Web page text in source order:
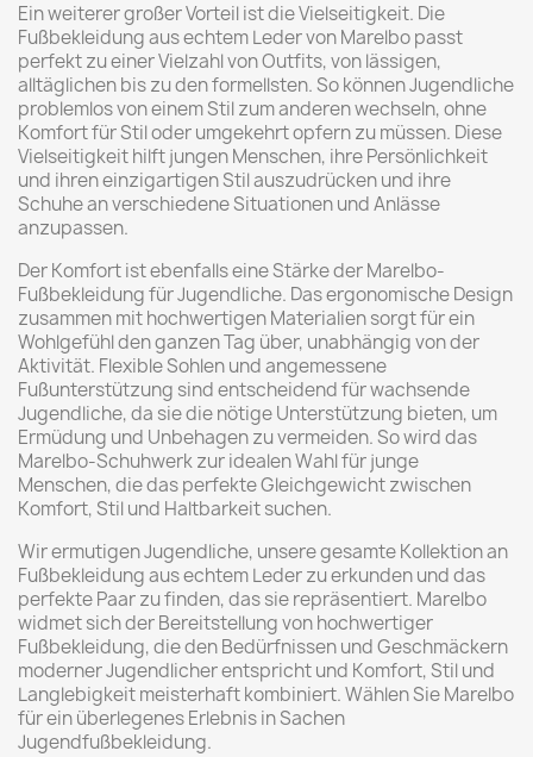
Ein weiterer großer Vorteil ist die Vielseitigkeit. Die
Fußbekleidung aus echtem Leder von Marelbo passt
perfekt zu einer Vielzahl von Outfits, von lässigen,
alltäglichen bis zu den formellsten. So können Jugendliche
problemlos von einem Stil zum anderen wechseln, ohne
Komfort für Stil oder umgekehrt opfern zu müssen. Diese
Vielseitigkeit hilft jungen Menschen, ihre Persönlichkeit
und ihren einzigartigen Stil auszudrücken und ihre
Schuhe an verschiedene Situationen und Anlässe
anzupassen.
Der Komfort ist ebenfalls eine Stärke der Marelbo-
Fußbekleidung für Jugendliche. Das ergonomische Design
zusammen mit hochwertigen Materialien sorgt für ein
Wohlgefühl den ganzen Tag über, unabhängig von der
Aktivität. Flexible Sohlen und angemessene
Fußunterstützung sind entscheidend für wachsende
Jugendliche, da sie die nötige Unterstützung bieten, um
Ermüdung und Unbehagen zu vermeiden. So wird das
Marelbo-Schuhwerk zur idealen Wahl für junge
Menschen, die das perfekte Gleichgewicht zwischen
Komfort, Stil und Haltbarkeit suchen.
Wir ermutigen Jugendliche, unsere gesamte Kollektion an
Fußbekleidung aus echtem Leder zu erkunden und das
perfekte Paar zu finden, das sie repräsentiert. Marelbo
widmet sich der Bereitstellung von hochwertiger
Fußbekleidung, die den Bedürfnissen und Geschmäckern
moderner Jugendlicher entspricht und Komfort, Stil und
Langlebigkeit meisterhaft kombiniert. Wählen Sie Marelbo
für ein überlegenes Erlebnis in Sachen
Jugendfußbekleidung.